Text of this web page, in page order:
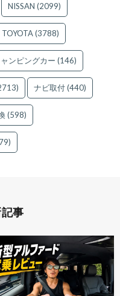
NISSAN (2099)
TOYOTA(3788)
ンピングカー (146)
ナビ取付(440)
(598)
事